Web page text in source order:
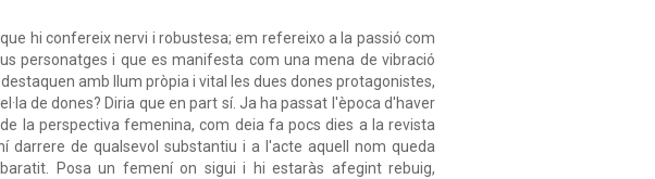
hi confereix nervi i robustesa; em refereixo a la passió com
personatges i que es manifesta com una mena de vibració
amb llum pròpia i vital les dues dones protagonistes,
de dones? Diria que en part sí. Ja ha passat l'època d'haver
la perspectiva femenina, com deia fa pocs dies a la revista
darrere de qualsevol substantiu i a l'acte aquell nom queda
Posa un femení on sigui i hi estaràs afegint rebuig,